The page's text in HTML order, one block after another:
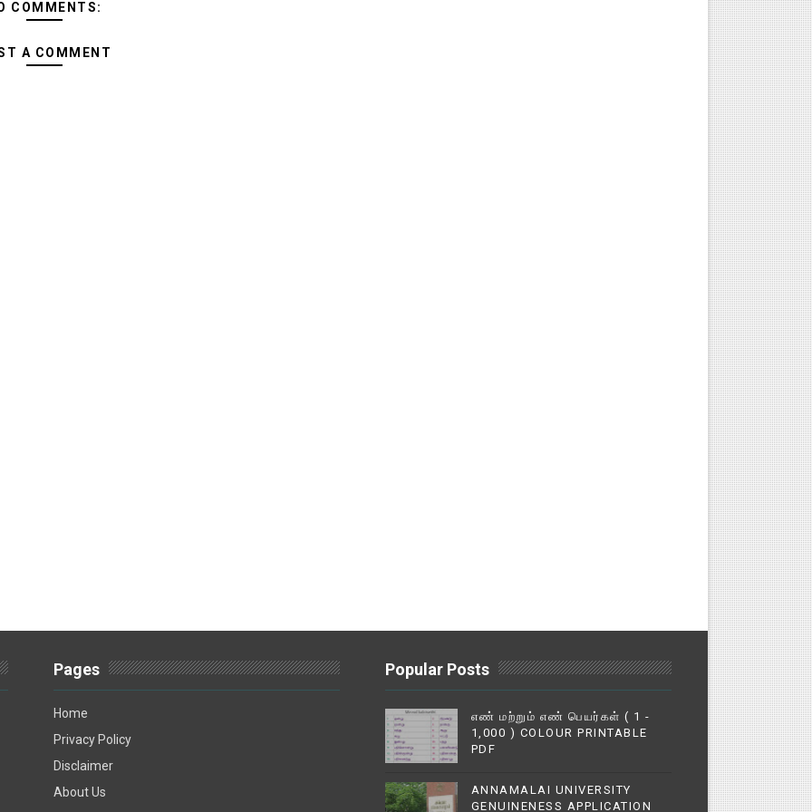
COMMENTS:
A COMMENT
Pages
Home
Privacy Policy
Disclaimer
About Us
Popular Posts
எண் மற்றும் எண் பெயர்கள் ( 1 -
1,000 ) COLOUR PRINTABLE
PDF
ANNAMALAI UNIVERSITY
GENUINENESS APPLICATION